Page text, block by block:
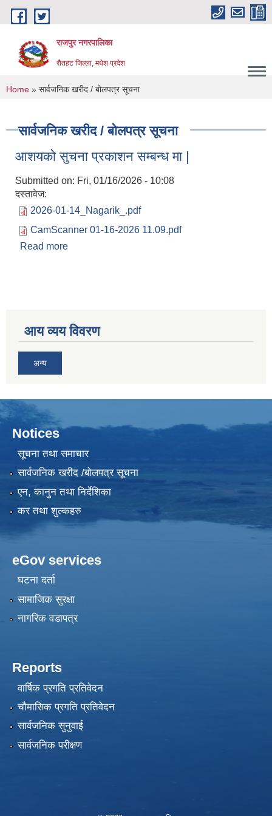
Skip to main content
राजपुर नगरपालिका
रौतहट जिल्ला, मधेश प्रदेश
You are here
Home » सार्वजनिक खरीद / बोलपत्र सूचना
सार्वजनिक खरीद / बोलपत्र सूचना
आशयको सुचना प्रकाशन सम्बन्ध मा |
Submitted on: Fri, 01/16/2026 - 10:08
दस्तावेज:
2026-01-14_Nagarik_.pdf
CamScanner 01-16-2026 11.09.pdf
Read more
आय व्यय विवरण
अन्य
Notices
सूचना तथा समाचार
सार्वजनिक खरीद /बोलपत्र सूचना
एन, कानुन तथा निर्देशिका
कर तथा शुल्कहरु
eGov services
घटना दर्ता
सामाजिक सुरक्षा
नागरिक वडापत्र
Reports
वार्षिक प्रगति प्रतिवेदन
चौमासिक प्रगति प्रतिवेदन
सार्वजनिक सुनुवाई
सार्वजनिक परीक्षण